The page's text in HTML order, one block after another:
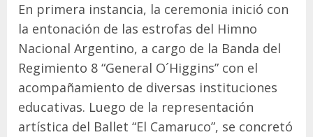
En primera instancia, la ceremonia inició con
la entonación de las estrofas del Himno
Nacional Argentino, a cargo de la Banda del
Regimiento 8 “General O´Higgins” con el
acompañamiento de diversas instituciones
educativas. Luego de la representación
artística del Ballet “El Camaruco”, se concretó